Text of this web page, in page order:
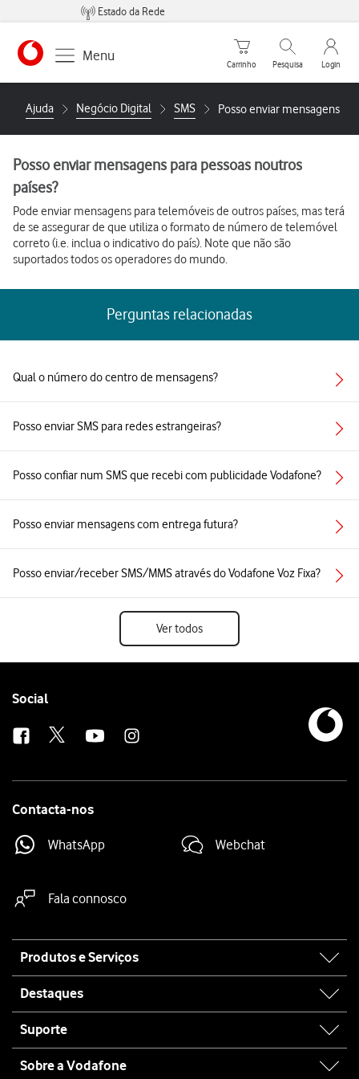
Estado da Rede
Menu
Carrinho de compras
Carrinho
Pesquisar
Pesquisa
My
Login
Ajuda Negócio Digital SMS Posso enviar mensagens
Posso enviar mensagens para pessoas noutros
países?
Pode enviar mensagens para telemóveis de outros países, mas terá
de se assegurar de que utiliza o formato de número de telemóvel
correto (i.e. inclua o indicativo do país). Note que não são
suportados todos os operadores do mundo.
Perguntas relacionadas
Qual o número do centro de mensagens?
Posso enviar SMS para redes estrangeiras?
Posso confiar num SMS que recebi com publicidade Vodafone?
Posso enviar mensagens com entrega futura?
Posso enviar/receber SMS/MMS através do Vodafone Voz Fixa?
Ver todos
Follow
Social
Contacta-nos
WhatsApp Webchat
Fala connosco
map
Produtos e Serviços
Destaques
Suporte
Sobre a Vodafone